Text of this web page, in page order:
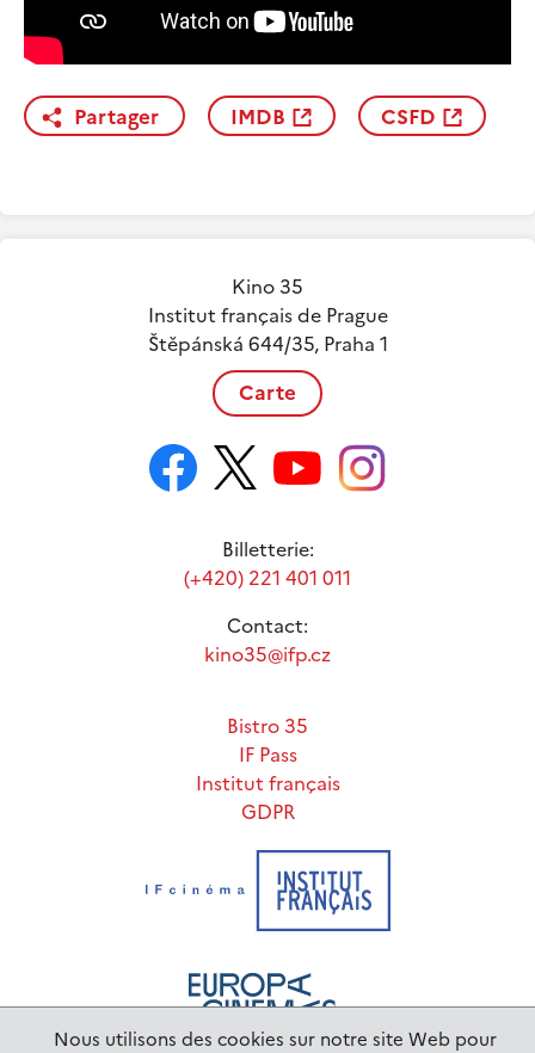
Nous utilisons des cookies sur notre site Web pour
Partager IMDB CSFD
Kino 35
Institut français de Prague
Štěpánská 644/35, Praha 1
Carte
Billetterie:
(+420) 221 401 011
Contact:
kino35@ifp.cz
Bistro 35
IF Pass
Institut français
GDPR